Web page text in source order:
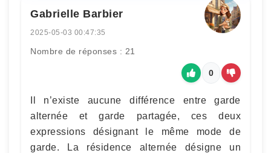
Gabrielle Barbier
2025-05-03 00:47:35
Nombre de réponses : 21
0
Il n’existe aucune différence entre garde
alternée et garde partagée, ces deux
expressions désignant le même mode de
garde. La résidence alternée désigne un